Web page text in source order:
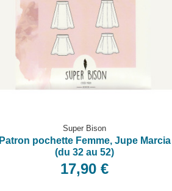
Super Bison
Patron pochette Femme, Jupe Marcia
(du 32 au 52)
17,90 €